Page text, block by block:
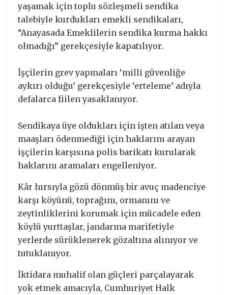
yaşamak için toplu sözleşmeli sendika
talebiyle kurdukları emekli sendikaları,
“Anayasada Emeklilerin sendika kurma hakkı
olmadığı” gerekçesiyle kapatılıyor.
İşçilerin grev yapmaları ‘milli güvenliğe
aykırı olduğu’ gerekçesiyle ‘erteleme’ adıyla
defalarca fiilen yasaklanıyor.
Sendikaya üye oldukları için işten atılan veya
maaşları ödenmediği için haklarını arayan
işçilerin karşısına polis barikatı kurularak
haklarını aramaları engelleniyor.
Kâr hırsıyla gözü dönmüş bir avuç madenciye
karşı köyünü, toprağını, ormanını ve
zeytinliklerini korumak için mücadele eden
köylü yurttaşlar, jandarma marifetiyle
yerlerde sürüklenerek gözaltına alınıyor ve
tutuklanıyor.
İktidara muhalif olan güçleri parçalayarak
yok etmek amacıyla, Cumhuriyet Halk